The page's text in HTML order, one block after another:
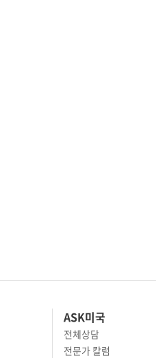
ASK미국
전체상담
전문가 칼럼